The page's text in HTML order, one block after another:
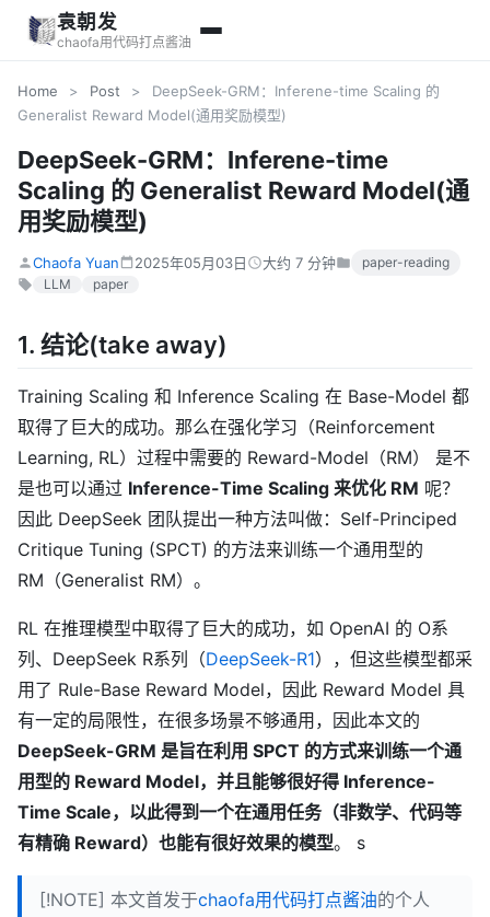
袁朝发
chaofa用代码打点酱油
Home > Post >
DeepSeek-GRM：Inferene-time Scaling 的
Generalist Reward Model(通用奖励模型)
DeepSeek-GRM：Inferene-time
Scaling 的 Generalist Reward Model(通
用奖励模型)
Chaofa Yuan 2025年05月03日 大约 7 分钟
paper-reading
LLM
paper
1. 结论(take away)
Training Scaling 和 Inference Scaling 在 Base-Model 都
取得了巨大的成功。那么在强化学习（Reinforcement
Learning, RL）过程中需要的 Reward-Model（RM） 是不
是也可以通过 Inference-Time Scaling 来优化 RM 呢？
因此 DeepSeek 团队提出一种方法叫做：Self-Principed
Critique Tuning (SPCT) 的方法来训练一个通用型的
RM（Generalist RM）。
RL 在推理模型中取得了巨大的成功，如 OpenAI 的 O系
列、DeepSeek R系列（DeepSeek-R1），但这些模型都采
用了 Rule-Base Reward Model，因此 Reward Model 具
有一定的局限性，在很多场景不够通用，因此本文的
DeepSeek-GRM 是旨在利用 SPCT 的方式来训练一个通
用型的 Reward Model，并且能够很好得 Inference-
Time Scale，以此得到一个在通用任务（非数学、代码等
有精确 Reward）也能有很好效果的模型。 s
[!NOTE] 本文首发于chaofa用代码打点酱油的个人